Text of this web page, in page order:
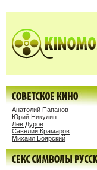
Анатолий Папанов
Юрий Никулин
Лев Дуров
Савелий Крамаров
Михаил Боярский